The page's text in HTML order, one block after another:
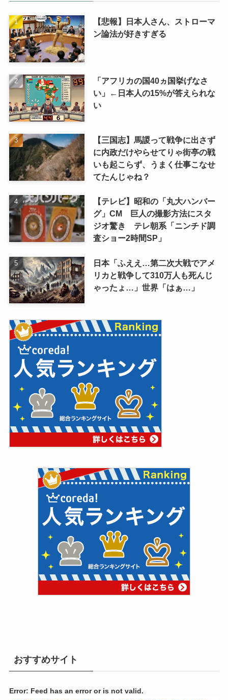
【悲報】日本人さん、ストローマ
ン論法が好きすぎる
「アフリカの国40ヵ国挙げなさ
い」←日本人の15%が答えられな
い
【三国志】馬謖って戦争に出さず
に内政だけやらせてりゃ街亭の戦
いも起こらず、うまく仕事こなせ
てたんじゃね？
【テレビ】昭和の「丸大ハンバー
グ」CM 巨人の撮影方法にスタ
ジオ驚き テレ朝系「ニンチド調
査ショー2時間SP」
日本「ふええ…第二次大戦でアメ
リカと戦争して310万人も死んじ
ゃったょ…」世界「はぁ…」
おすすめサイト
Error: Feed has an error or is not valid.